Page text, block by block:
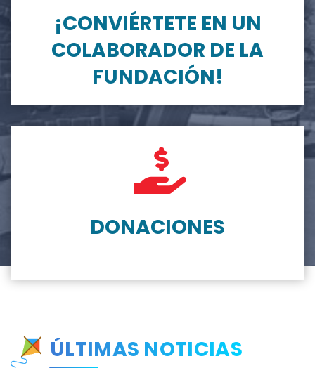
¡CONVIÉRTETE EN UN
COLABORADOR DE LA
FUNDACIÓN!
DONACIONES
ÚLTIMAS NOTICIAS